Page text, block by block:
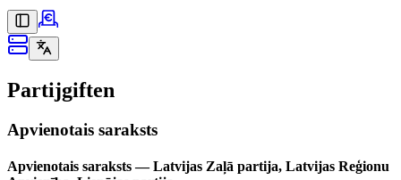
Partijgiften
Apvienotais saraksts
Apvienotais saraksts — Latvijas Zaļā partija, Latvijas Reģionu